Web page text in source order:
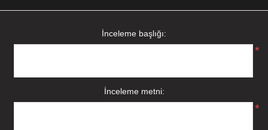
İnceleme başlığı:
*
İnceleme metni:
*